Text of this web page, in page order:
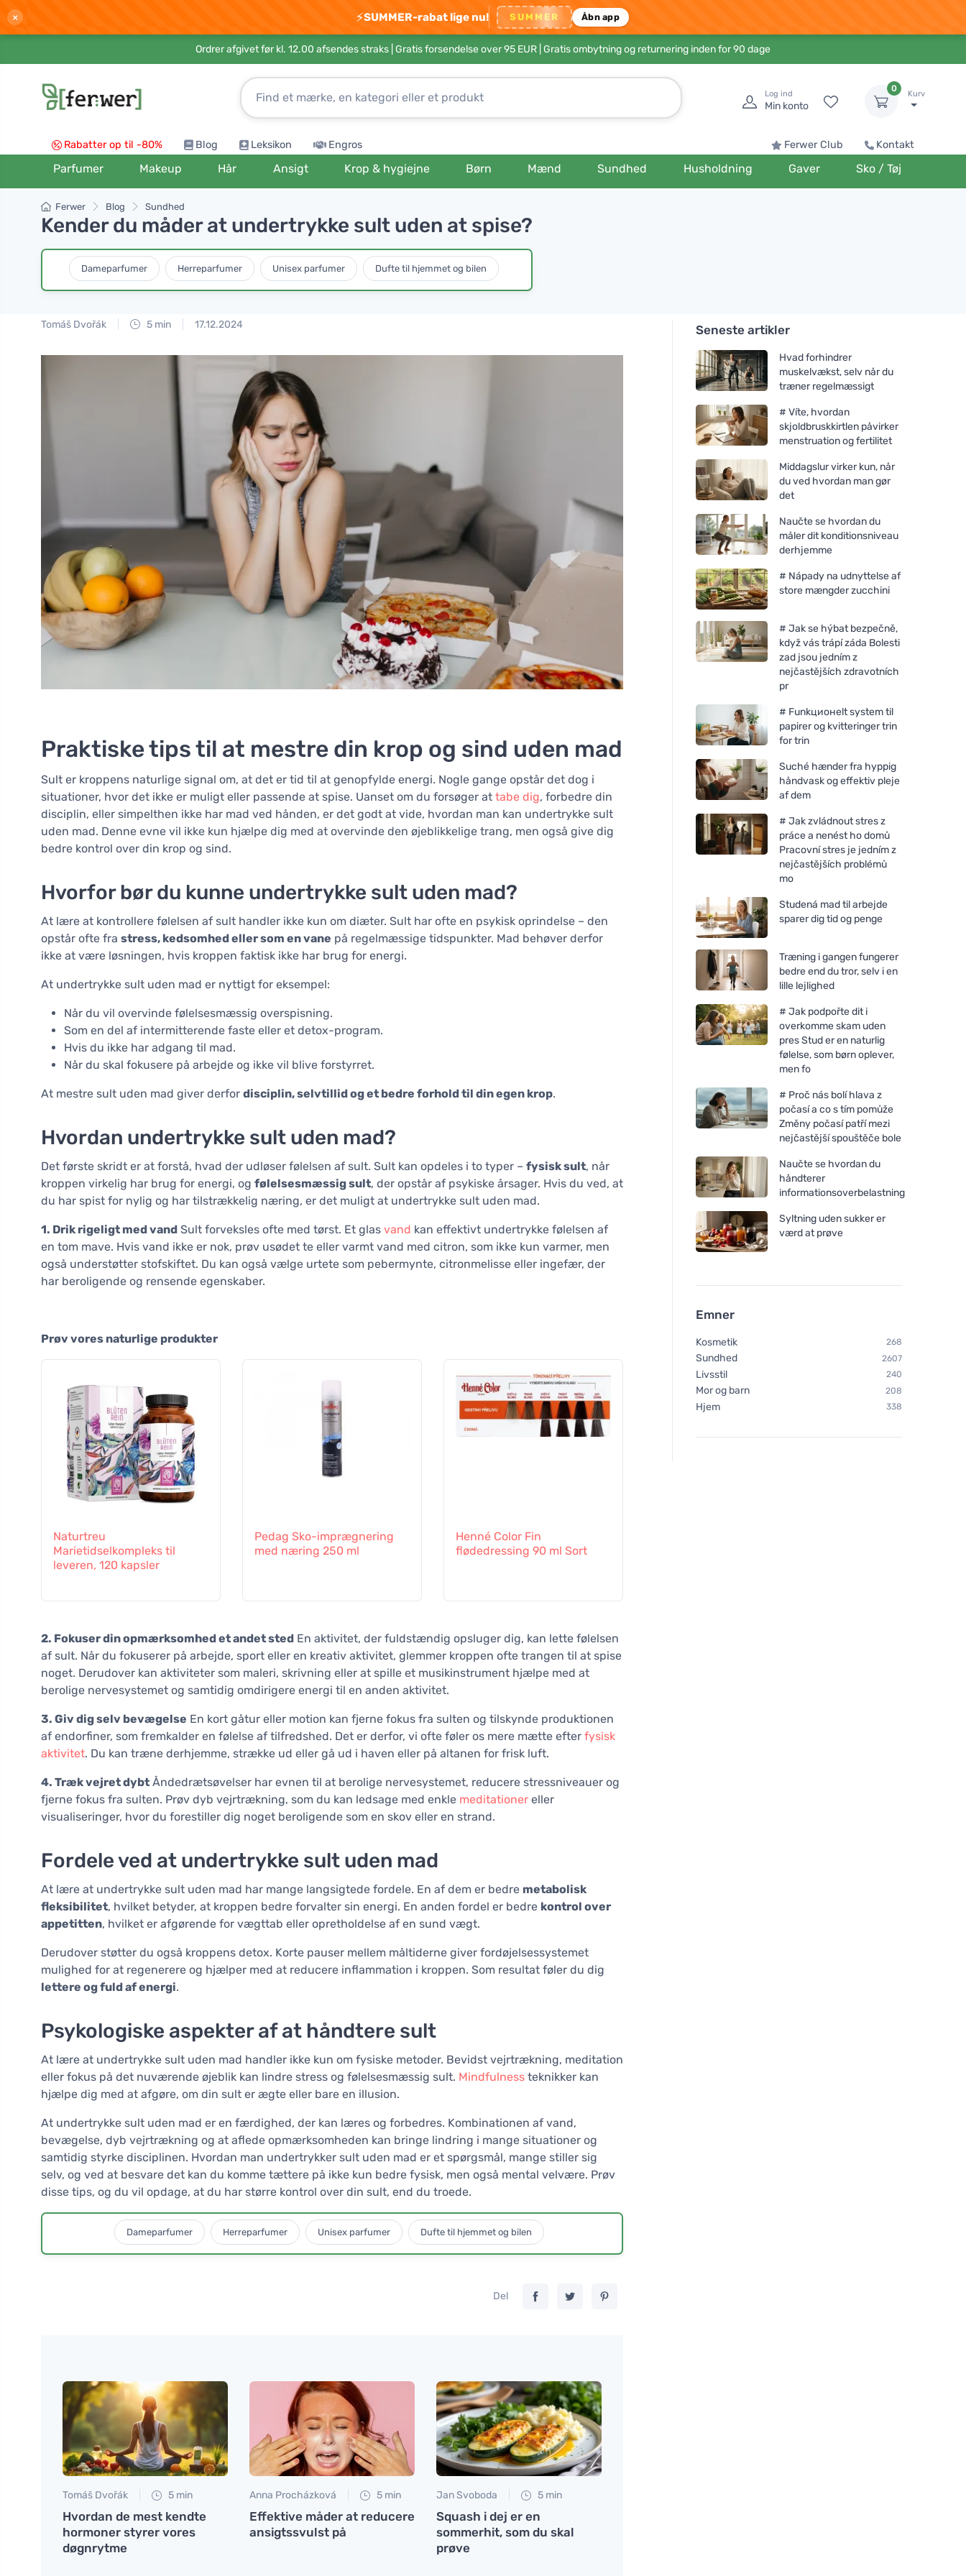
× ⚡SUMMER-rabat lige nu! SUMMER Åbn app
Ordrer afgivet før kl. 12.00 afsendes straks | Gratis forsendelse over 95 EUR | Gratis ombytning og returnering inden for 90 dage
Log ind
Min konto
0
Kurv
Rabatter op til -80% Blog Leksikon Engros Ferwer Club Kontakt
Parfumer Makeup Hår Ansigt Krop & hygiejne Børn Mænd Sundhed Husholdning Gaver Sko / Tøj
Ferwer Blog Sundhed
Kender du måder at undertrykke sult uden at spise?
Dameparfumer Herreparfumer Unisex parfumer Dufte til hjemmet og bilen
Tomáš Dvořák 5 min 17.12.2024
Praktiske tips til at mestre din krop og sind uden mad
Sult er kroppens naturlige signal om, at det er tid til at genopfylde energi. Nogle gange opstår det dog i
situationer, hvor det ikke er muligt eller passende at spise. Uanset om du forsøger at tabe dig, forbedre din
disciplin, eller simpelthen ikke har mad ved hånden, er det godt at vide, hvordan man kan undertrykke sult
uden mad. Denne evne vil ikke kun hjælpe dig med at overvinde den øjeblikkelige trang, men også give dig
bedre kontrol over din krop og sind.
Hvorfor bør du kunne undertrykke sult uden mad?
At lære at kontrollere følelsen af sult handler ikke kun om diæter. Sult har ofte en psykisk oprindelse – den
opstår ofte fra stress, kedsomhed eller som en vane på regelmæssige tidspunkter. Mad behøver derfor
ikke at være løsningen, hvis kroppen faktisk ikke har brug for energi.
At undertrykke sult uden mad er nyttigt for eksempel:
Når du vil overvinde følelsesmæssig overspisning.
Som en del af intermitterende faste eller et detox-program.
Hvis du ikke har adgang til mad.
Når du skal fokusere på arbejde og ikke vil blive forstyrret.
At mestre sult uden mad giver derfor disciplin, selvtillid og et bedre forhold til din egen krop.
Hvordan undertrykke sult uden mad?
Det første skridt er at forstå, hvad der udløser følelsen af sult. Sult kan opdeles i to typer – fysisk sult, når
kroppen virkelig har brug for energi, og følelsesmæssig sult, der opstår af psykiske årsager. Hvis du ved, at
du har spist for nylig og har tilstrækkelig næring, er det muligt at undertrykke sult uden mad.
1. Drik rigeligt med vand Sult forveksles ofte med tørst. Et glas vand kan effektivt undertrykke følelsen af
en tom mave. Hvis vand ikke er nok, prøv usødet te eller varmt vand med citron, som ikke kun varmer, men
også understøtter stofskiftet. Du kan også vælge urtete som pebermynte, citronmelisse eller ingefær, der
har beroligende og rensende egenskaber.
Prøv vores naturlige produkter
Naturtreu
Marietidselkompleks til
leveren, 120 kapsler
Pedag Sko-imprægnering
med næring 250 ml
Henné Color Fin
flødedressing 90 ml Sort
2. Fokuser din opmærksomhed et andet sted En aktivitet, der fuldstændig opsluger dig, kan lette følelsen
af sult. Når du fokuserer på arbejde, sport eller en kreativ aktivitet, glemmer kroppen ofte trangen til at spise
noget. Derudover kan aktiviteter som maleri, skrivning eller at spille et musikinstrument hjælpe med at
berolige nervesystemet og samtidig omdirigere energi til en anden aktivitet.
3. Giv dig selv bevægelse En kort gåtur eller motion kan fjerne fokus fra sulten og tilskynde produktionen
af endorfiner, som fremkalder en følelse af tilfredshed. Det er derfor, vi ofte føler os mere mætte efter fysisk
aktivitet. Du kan træne derhjemme, strække ud eller gå ud i haven eller på altanen for frisk luft.
4. Træk vejret dybt Åndedrætsøvelser har evnen til at berolige nervesystemet, reducere stressniveauer og
fjerne fokus fra sulten. Prøv dyb vejrtrækning, som du kan ledsage med enkle meditationer eller
visualiseringer, hvor du forestiller dig noget beroligende som en skov eller en strand.
Fordele ved at undertrykke sult uden mad
At lære at undertrykke sult uden mad har mange langsigtede fordele. En af dem er bedre metabolisk
fleksibilitet, hvilket betyder, at kroppen bedre forvalter sin energi. En anden fordel er bedre kontrol over
appetitten, hvilket er afgørende for vægttab eller opretholdelse af en sund vægt.
Derudover støtter du også kroppens detox. Korte pauser mellem måltiderne giver fordøjelsessystemet
mulighed for at regenerere og hjælper med at reducere inflammation i kroppen. Som resultat føler du dig
lettere og fuld af energi.
Psykologiske aspekter af at håndtere sult
At lære at undertrykke sult uden mad handler ikke kun om fysiske metoder. Bevidst vejrtrækning, meditation
eller fokus på det nuværende øjeblik kan lindre stress og følelsesmæssig sult. Mindfulness teknikker kan
hjælpe dig med at afgøre, om din sult er ægte eller bare en illusion.
At undertrykke sult uden mad er en færdighed, der kan læres og forbedres. Kombinationen af vand,
bevægelse, dyb vejrtrækning og at aflede opmærksomheden kan bringe lindring i mange situationer og
samtidig styrke disciplinen. Hvordan man undertrykker sult uden mad er et spørgsmål, mange stiller sig
selv, og ved at besvare det kan du komme tættere på ikke kun bedre fysisk, men også mental velvære. Prøv
disse tips, og du vil opdage, at du har større kontrol over din sult, end du troede.
Dameparfumer Herreparfumer Unisex parfumer Dufte til hjemmet og bilen
Del
Tomáš Dvořák 5 min
Hvordan de mest kendte
hormoner styrer vores
døgnrytme
Anna Procházková 5 min
Effektive måder at reducere
ansigtssvulst på
Jan Svoboda 5 min
Squash i dej er en
sommerhit, som du skal
prøve
Seneste artikler
Hvad forhindrer
muskelvækst, selv når du
træner regelmæssigt
# Víte, hvordan
skjoldbruskkirtlen påvirker
menstruation og fertilitet
Middagslur virker kun, når
du ved hvordan man gør
det
Naučte se hvordan du
måler dit konditionsniveau
derhjemme
# Nápady na udnyttelse af
store mængder zucchini
# Jak se hýbat bezpečně,
když vás trápí záda Bolesti
zad jsou jedním z
nejčastějších zdravotních
pr
# Funkционelt system til
papirer og kvitteringer trin
for trin
Suché hænder fra hyppig
håndvask og effektiv pleje
af dem
# Jak zvládnout stres z
práce a nenést ho domů
Pracovní stres je jedním z
nejčastějších problémů
mo
Studená mad til arbejde
sparer dig tid og penge
Træning i gangen fungerer
bedre end du tror, selv i en
lille lejlighed
# Jak podpořte dit i
overkomme skam uden
pres Stud er en naturlig
følelse, som børn oplever,
men fo
# Proč nás bolí hlava z
počasí a co s tím pomůže
Změny počasí patří mezi
nejčastější spouštěče bole
Naučte se hvordan du
håndterer
informationsoverbelastning
Syltning uden sukker er
værd at prøve
Emner
Kosmetik 268
Sundhed 2607
Livsstil 240
Mor og barn 208
Hjem 338